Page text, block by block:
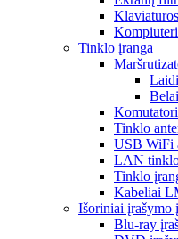
Tinklo įranga
Tinklo
USB WiFi
LAN
Tinklo
Kabeliai
Išoriniai įrašymo
Blu-ray